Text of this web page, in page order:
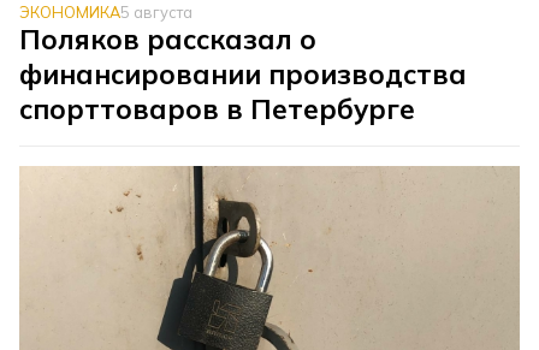
ЭКОНОМИКА5 августа
Поляков рассказал о
финансировании производства
спорттоваров в Петербурге